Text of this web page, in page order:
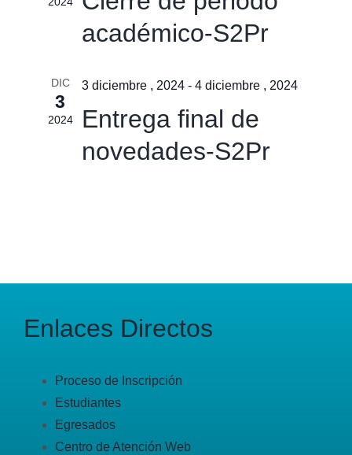
académico-S2Pr
DIC
3
2024
3 diciembre , 2024- 4 diciembre , 2024
Entrega final de
novedades-S2Pr
Enlaces Directos
Proceso de Inscripción
Estudiantes
Egresados
Centro de Atención Web